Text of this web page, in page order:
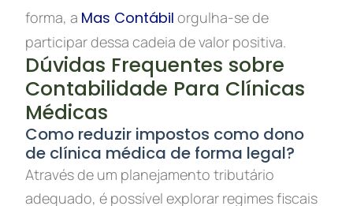
forma, a Mas Contábil orgulha-se de
participar dessa cadeia de valor positiva.
Dúvidas Frequentes sobre
Contabilidade Para Clínicas
Médicas
Como reduzir impostos como dono
de clínica médica de forma legal?
Através de um planejamento tributário
adequado, é possível explorar regimes fiscais